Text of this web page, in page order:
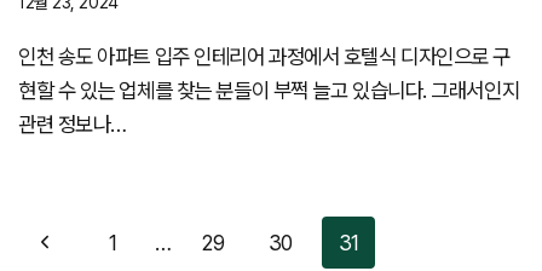
인천 송도 아파트 입주 인테리어 과정에서 호텔식 디자인으로 구
현할 수 있는 업체를 찾는 분들이 부쩍 늘고 있습니다. 그래서인지
관련 정보나…
Page
Previous1 … 29 30 31